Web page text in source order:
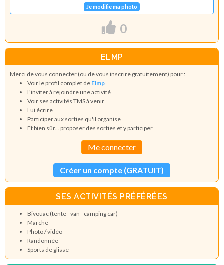
Je modifie ma photo
0
ELMP
Merci de vous connecter (ou de vous inscrire gratuitement) pour :
Voir le profil complet de Elmp
L'inviter à rejoindre une activité
Voir ses activités TMS à venir
Lui écrire
Participer aux sorties qu'il organise
Et bien sûr... proposer des sorties et y participer
Me connecter
Créer un compte (GRATUIT)
SES ACTIVITÉS PRÉFÉRÉES
Bivouac (tente - van - camping car)
Marche
Photo / vidéo
Randonnée
Sports de glisse